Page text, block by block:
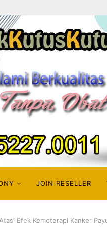
JOIN RESELLER
Efek Kemoterapi Kanker